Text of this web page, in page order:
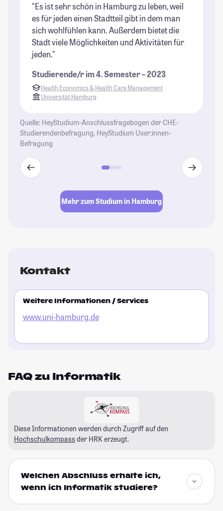
"Es ist sehr schön in Hamburg zu leben, weil
es für jeden einen Stadtteil gibt in dem man
sich wohlfühlen kann. Außerdem bietet die
Stadt viele Möglichkeiten und Aktivitäten für
jeden."
Studierende/r im 4. Semester – 2023
Health Economics & Health Care Management
Universität Hamburg
Quelle: HeyStudium-Anschlussfragebogen der CHE-
Studierendenbefragung, HeyStudium User:innen-
Befragung
Mehr zum Studium in Hamburg
Kontakt
Weitere Informationen / Services
www.uni-hamburg.de
FAQ zu Informatik
Diese Informationen werden durch Zugriff auf den
Hochschulkompass der HRK erzeugt.
Welchen Abschluss erhalte ich,
wenn ich Informatik studiere?